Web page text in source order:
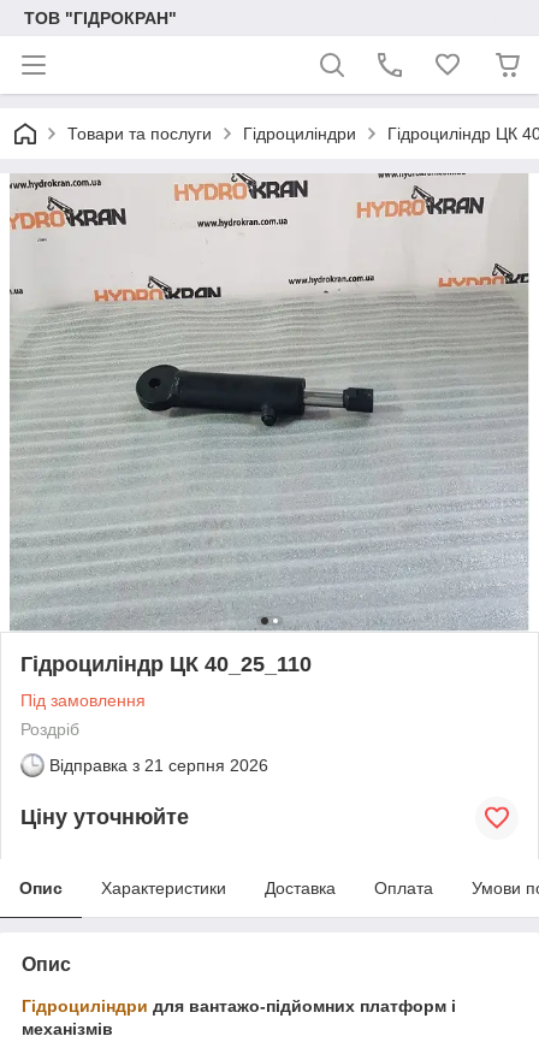
ТОВ "ГІДРОКРАН"
Товари та послуги Гідроциліндри Гідроциліндр ЦК
Гідроциліндр ЦК 40_25_110
Під замовлення
Роздріб
Відправка з 21 серпня 2026
Ціну уточнюйте
Опис Характеристики Доставка Оплата Умови
Опис
Гідроциліндри для вантажо-підйомних платформ і
механізмів